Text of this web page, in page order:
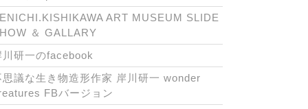
ART MUSEUM SLIDE
＆ GALLARY
川研一のfacebook
思議な生き物造形作家 岸川研一 wonder
FBバージョン